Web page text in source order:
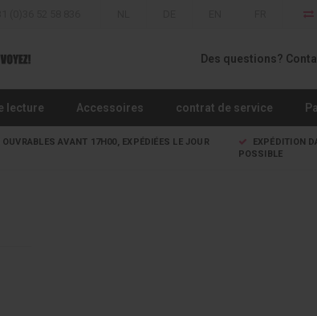
Des questions?
lecture Accessoires contrat de service
AVANT 17H00, EXPÉDIÉES LE JOUR
EXPÉDITION
POSSIBLE